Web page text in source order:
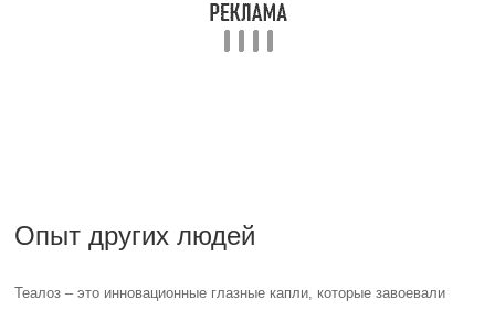
сухости и раздражения глаз. Инструкция по применению проста и
понятна, что делает использование капель удобным. Цена доступна
Теалоз глазные капли отзывы аналоги ? Для зрения лекарства